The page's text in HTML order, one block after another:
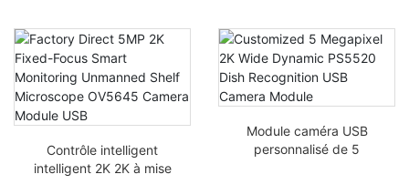
Contrôle intelligent
intelligent 2K 2K à mise
Module caméra USB
personnalisé de 5